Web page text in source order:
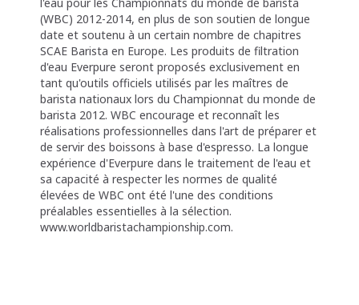
(WBC) 2012-2014, en plus de son soutien de longue
date et soutenu à un certain nombre de chapitres
SCAE Barista en Europe. Les produits de filtration
d'eau Everpure seront proposés exclusivement en
tant qu'outils officiels utilisés par les maîtres de
barista nationaux lors du Championnat du monde de
barista 2012. WBC encourage et reconnaît les
réalisations professionnelles dans l'art de préparer et
de servir des boissons à base d'espresso. La longue
expérience d'Everpure dans le traitement de l'eau et
sa capacité à respecter les normes de qualité
élevées de WBC ont été l'une des conditions
préalables essentielles à la sélection.
www.worldbaristachampionship.com.